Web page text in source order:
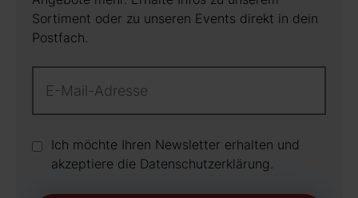
Sortiment oder zu unseren Events direkt in dein
Postfach.
Ich möchte Ihren Newsletter erhalten und
akzeptiere die Datenschutz­erklärung.